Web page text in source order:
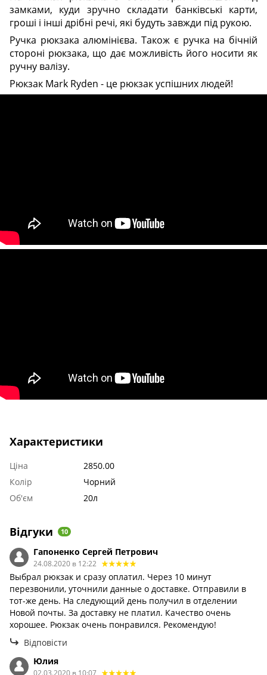
замками, куди зручно складати банківські карти,
гроші і інші дрібні речі, які будуть завжди під рукою.
Ручка рюкзака алюмінієва. Також є ручка на бічній
стороні рюкзака, що дає можливість його носити як
ручну валізу.
Рюкзак Mark Ryden - це рюкзак успішних людей!
Характеристики
Ціна
2850.00
Колір
Чорний
Об'єм
20л
Відгуки 10
Гапоненко Сергей Петрович
24.08.2020 в 12:22
Выбрал рюкзак и сразу оплатил. Через 10 минут
перезвонили, уточнили данные о доставке. Отправили в
тот-же день. На следующий день получил в отделении
Новой почты. За доставку не платил. Качество очень
хорошее. Рюкзак очень понравился. Рекомендую!
Відповісти
Юлия
02.03.2020 в 10:07